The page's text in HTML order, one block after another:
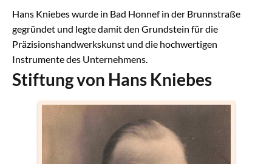
Hans Kniebes wurde in Bad Honnef in der Brunnstraße
gegründet und legte damit den Grundstein für die
Präzisionshandwerkskunst und die hochwertigen
Instrumente des Unternehmens.
Stiftung von Hans Kniebes